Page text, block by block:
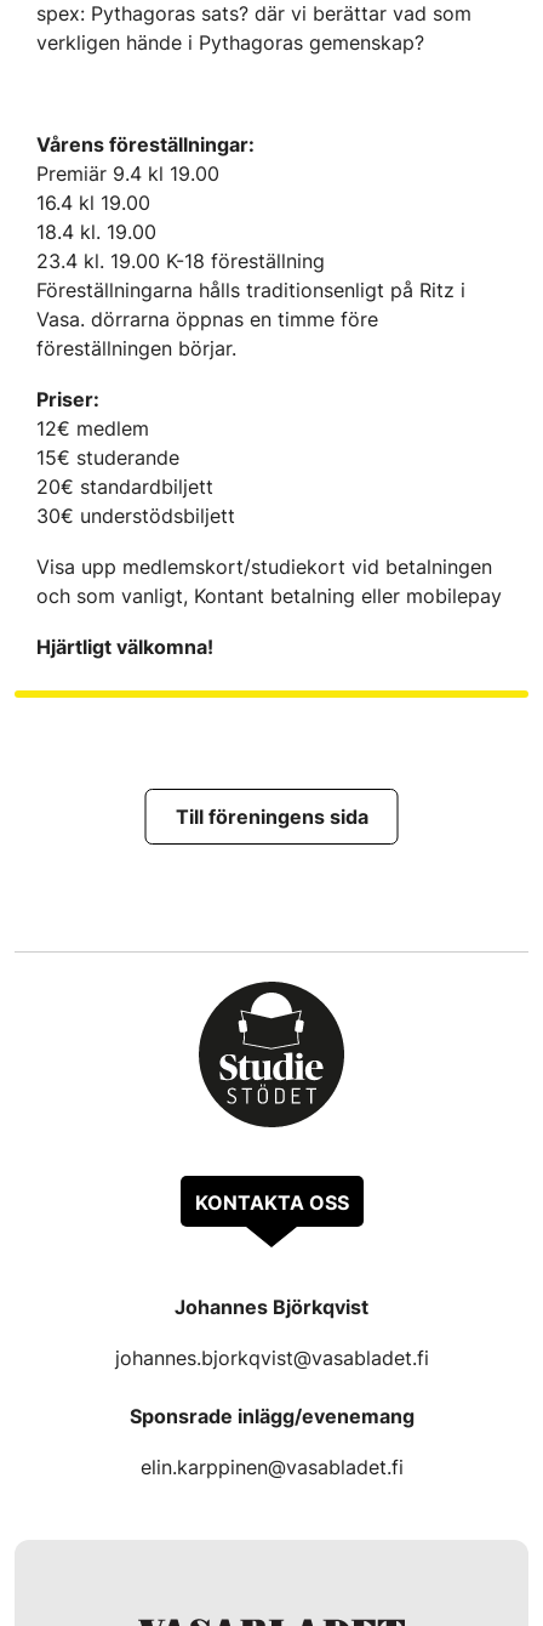
spex: Pythagoras sats? där vi berättar vad som
verkligen hände i Pythagoras gemenskap?
Vårens föreställningar:
Premiär 9.4 kl 19.00
16.4 kl 19.00
18.4 kl. 19.00
23.4 kl. 19.00 K-18 föreställning
Föreställningarna hålls traditionsenligt på Ritz i
Vasa. dörrarna öppnas en timme före
föreställningen börjar.
Priser:
12€ medlem
15€ studerande
20€ standardbiljett
30€ understödsbiljett
Visa upp medlemskort/studiekort vid betalningen
och som vanligt, Kontant betalning eller mobilepay
Hjärtligt välkomna!
Till föreningens sida
KONTAKTA OSS
Johannes Björkqvist
johannes.bjorkqvist@vasabladet.fi
Sponsrade inlägg/evenemang
elin.karppinen@vasabladet.fi